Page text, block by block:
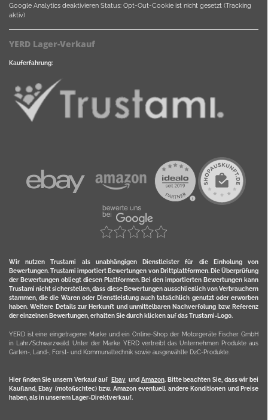
Google Analytics deaktivieren Status: Opt-Out-Cookie ist nicht gesetzt (Tracking
aktiv)
YERD Lager-Verkauf
Kauferfahrung:
Wir nutzen Trustami als unabhängigen Dienstleister für die Einholung von
Bewertungen. Trustami importiert Bewertungen von Drittplattformen. Die Überprüfung
der Bewertungen obliegt diesen Plattformen. Bei den importierten Bewertungen kann
Trustami nicht sicherstellen, dass diese Bewertungen ausschließlich von Verbrauchern
stammen, die die Waren oder Dienstleistung auch tatsächlich genutzt oder erworben
haben. Weitere Details zur Herkunft und unmittelbaren Nachverfolung bzw. Referenz
der einzelnen Bewertungen, erhalten Sie durch klicken auf das Trustami-Logo.
YERD ist eine eingetragene Marke und ein Online-Shop der Motorgeräte Fischer GmbH
in Lahr/Schwarzwald. Unter der Marke YERD vertreibt das Unternehmen Produkte aus
Garten-, Land-, Forst- und Kommunaltechnik sowie ausgewählte D2C-Produkte.
Hier finden Sie unsern Verkauf auf Ebayund Amazon. Bitte beachten Sie, dass wir bei
Kaufland, Ebay (motofischtec) bzw. Amazon eventuell andere Konditionen und Preise
haben, als in unserem Lager-Direktverkauf.